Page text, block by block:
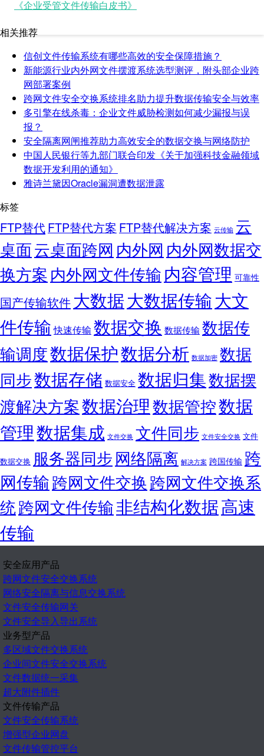
《企业受管文件传输白皮书》
相关推荐
信创文件传输系统有哪些高效的安全保障措施？
新能源行业内外网文件摆渡系统选型测评，附头部企业跨
网部署案例
跨网文件安全交换系统排名助力提升数据传输安全与效率
多引擎在线杀毒：企业文件威胁检测如何减少漏报与误
报？
安全隔离网闸推荐助力高效安全的数据交换与网络防护
中国人民银行等九部门联合印发《关于加强科技金融领域
数据开发利用的通知》
雅诗兰黛因Oracle漏洞遭数据泄露
标签
FTP替代FTP替代方案 FTP替代解决方案 云传输 云
桌面云桌面跨网 内外网 内外网数据交
换方案内外网文件传输内容管理 可靠性
国产传输软件 大数据大数据传输大文
件传输 快速传输 数据交换 数据传输数据传
输调度数据保护数据分析 数据加密 数据
同步数据存储 数据安全 数据归集数据摆
渡解决方案数据治理数据管控数据
管理数据集成 文件交换 文件同步 文件安全交换 文件
数据交换 服务器同步网络隔离 解决方案 跨国传输 跨
网传输跨网文件交换跨网文件交换系
统跨网文件传输非结构化数据高速
传输
安全应用产品
跨网文件安全交换系统
网络安全隔离与信息交换系统
文件安全传输网关
文件安全导入导出系统
业务型产品
多区域文件交换系统
企业间文件安全交换系统
文件数据统一采集
超大附件插件
文件传输产品
文件安全传输系统
增强型企业网盘
文件传输管控平台